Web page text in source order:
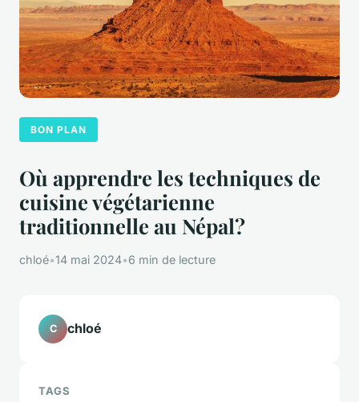
BON PLAN
Où apprendre les techniques de
cuisine végétarienne
traditionnelle au Népal?
chloé•14 mai 2024•6 min de lecture
C chloé
TAGS